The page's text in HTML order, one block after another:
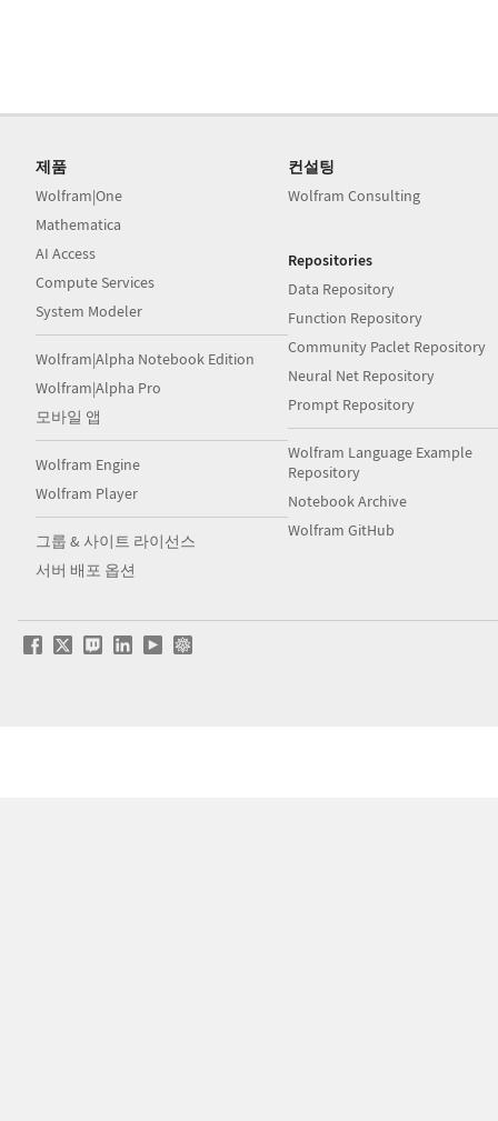
제품
Wolfram|One
Mathematica
AI Access
Compute Services
System Modeler
Wolfram|Alpha Notebook Edition
Wolfram|Alpha Pro
모바일 앱
Wolfram Engine
Wolfram Player
그룹 & 사이트 라이선스
서버 배포 옵션
컨설팅
Wolfram Consulting
Repositories
Data Repository
Function Repository
Community Paclet Repository
Neural Net Repository
Prompt Repository
Wolfram Language Example
Repository
Notebook Archive
Wolfram GitHub